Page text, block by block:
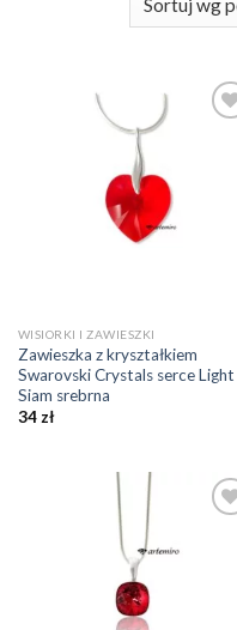
WISIORKI I ZAWIESZKI
Zawieszka z kryształkiem
Swarovski Crystals serce Light
Siam srebrna
34zł
ulubionych